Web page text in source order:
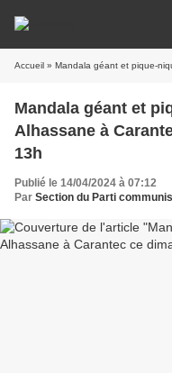
Accueil » Mandala géant et pique-nique de
Mandala géant et
Alhassane à
13h
Publié le 14/04/2024 à 07:12
Par Section du Parti